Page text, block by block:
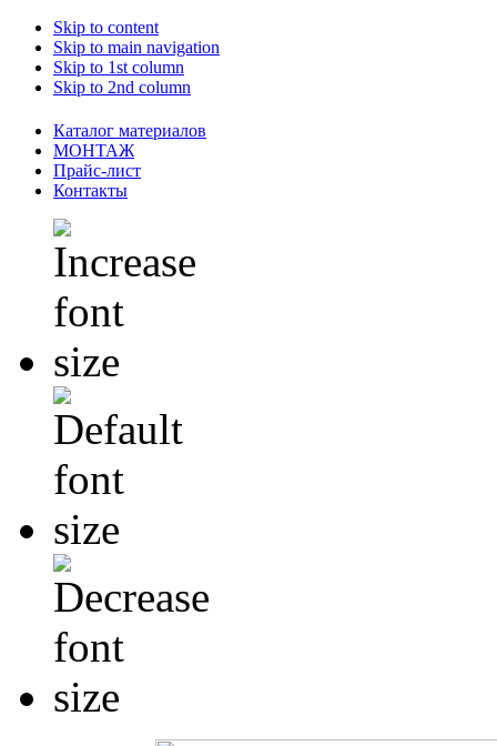
Skip to content
Skip to main navigation
Skip to 1st column
Skip to 2nd column
Каталог материалов
МОНТАЖ
Прайс-лист
Контакты